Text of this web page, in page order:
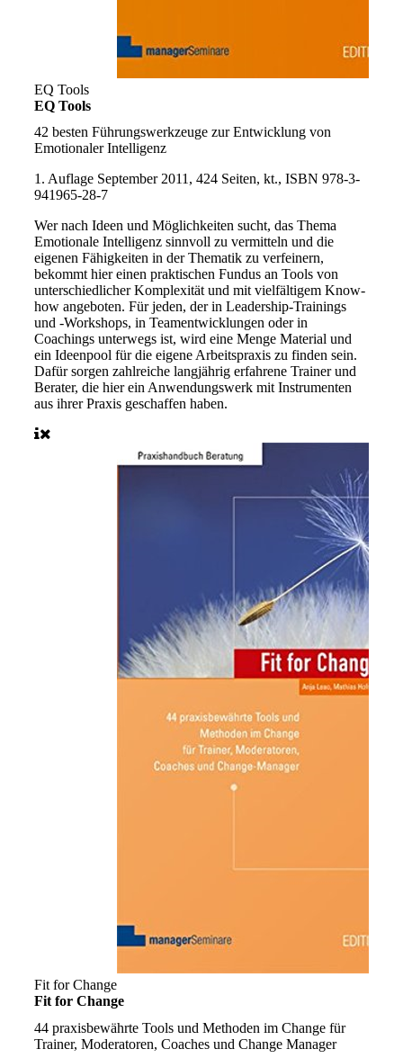
EQ Tools
EQ Tools
42 besten Führungswerkzeuge zur Entwicklung von
Emotionaler Intelligenz
1. Auflage September 2011, 424 Seiten, kt., ISBN 978-3-
941965-28-7
Wer nach Ideen und Möglichkeiten sucht, das Thema
Emotionale Intelligenz sinnvoll zu vermitteln und die
eigenen Fähigkeiten in der Thematik zu verfeinern,
bekommt hier einen praktischen Fundus an Tools von
unterschiedlicher Komplexität und mit vielfältigem Know-
how angeboten. Für jeden, der in Leadership-Trainings
und -Workshops, in Teamentwicklungen oder in
Coachings unterwegs ist, wird eine Menge Material und
ein Ideenpool für die eigene Arbeitspraxis zu finden sein.
Dafür sorgen zahlreiche langjährig erfahrene Trainer und
Berater, die hier ein Anwendungswerk mit Instrumenten
aus ihrer Praxis geschaffen haben.
Fit for Change
Fit for Change
44 praxisbewährte Tools und Methoden im Change für
Trainer, Moderatoren, Coaches und Change Manager